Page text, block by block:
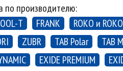
по производителю:
T FRANK ROKO и
ZUBR TAB Polar TAB
EXIDE PREMIUM